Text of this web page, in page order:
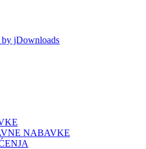
by jDownloads
NABAVKE